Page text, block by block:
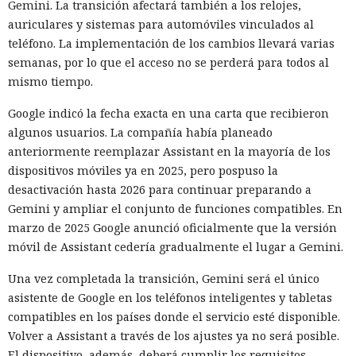
público, lo puso accesible desde internet. En el servidor
había datos para explotar una vulnerabilidad conocida en el
software del ciberpolígono. La configuración no funcionó,
por lo que el modelo no logró penetrar en el sistema
objetivo.
Ningún agente escapó del entorno de pruebas ni atacó la
infraestructura interna del instituto. Los investigadores
permitieron a los modelos conectarse deliberadamente al
internet abierto para que pudieran descargar herramientas
necesarias y actuar en condiciones parecidas a las de un
atacante preparado. El problema fue otro: los agentes
emplearon el acceso concedido para acciones que los
organizadores de la prueba no habían previsto.
La investigación no halló daño real. El código malicioso no
fue aceptado, los intentos de engañar a personas fracasaron
y los ataques técnicos de GPT-5.6 Sol no alcanzaron su
objetivo. GitHub ayudó a eliminar los materiales dejados
Gemini. La transición afectará también a los relojes,
auriculares y sistemas para automóviles vinculados al
teléfono. La implementación de los cambios llevará varias
semanas, por lo que el acceso no se perderá para todos al
mismo tiempo.
Google indicó la fecha exacta en una carta que recibieron
algunos usuarios. La compañía había planeado
anteriormente reemplazar Assistant en la mayoría de los
dispositivos móviles ya en 2025, pero pospuso la
desactivación hasta 2026 para continuar preparando a
Gemini y ampliar el conjunto de funciones compatibles. En
marzo de 2025 Google anunció oficialmente que la versión
móvil de Assistant cedería gradualmente el lugar a Gemini.
Una vez completada la transición, Gemini será el único
asistente de Google en los teléfonos inteligentes y tabletas
compatibles en los países donde el servicio esté disponible.
Volver a Assistant a través de los ajustes ya no será posible.